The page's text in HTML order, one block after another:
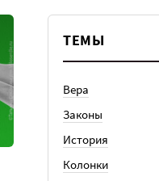
ТЕМЫ
Вера
Законы
История
Колонки